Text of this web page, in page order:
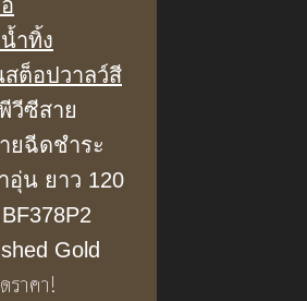
ำทิ้ง
ต็อปวาลว์สี
วีซีสาย
ยฉีดชำระ
อุ่น ยาว 120
Gold
ราคา!